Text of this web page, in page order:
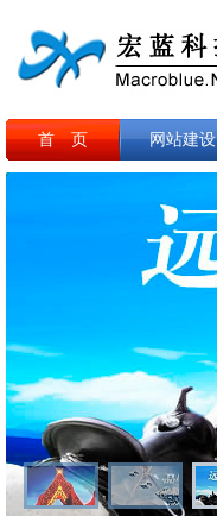
首 页 网站建设